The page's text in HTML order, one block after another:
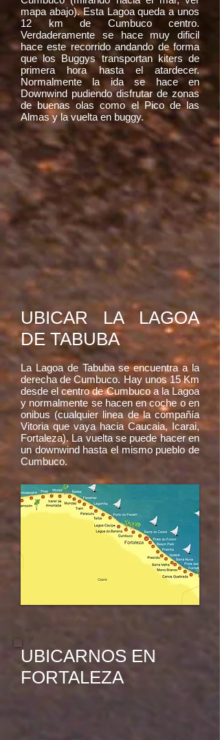
mapa abajo). Esta Lagoa queda a unos
12 km de Cumbuco centro.
Verdaderamente se hace muy dificil
hace este recorrido andando de forma
que los Buggys transportan kiters de
primera hora hasta el atardecer.
Normalmente la ida se hace en
Downwind pudiendo disfrutar de zonas
de buenas olas como el Pico de las
Almas y la vuelta en buggy.
UBICAR LA LAGOA
DE TABUBA
​La Lagoa de Tabuba se encuentra a la
derecha de Cumbuco. Hay unos 15 Km
desde el centro de Cumbuco a la Lagoa
y normalmente se hacen en coche o en
onibus (cualquier linea de la compañía
Vitoria que vaya hacia Caucaia, Icarai,
Fortaleza). La vuelta se puede hacer en
un downwind hasta el mismo pueblo de
Cumbuco.
UBICARNOS EN
FORTALEZA